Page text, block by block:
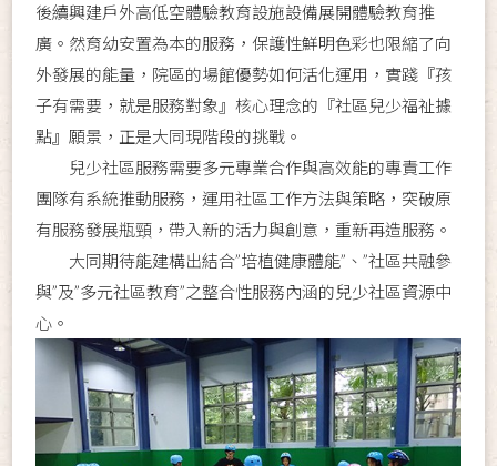
後續興建戶外高低空體驗教育設施設備展開體驗教育推
廣。然育幼安置為本的服務，保護性鮮明色彩也限縮了向
外發展的能量，院區的場館優勢如何活化運用，實踐『孩
子有需要，就是服務對象』核心理念的『社區兒少福祉據
點』願景，正是大同現階段的挑戰。
兒少社區服務需要多元專業合作與高效能的專責工作
團隊有系統推動服務，運用社區工作方法與策略，突破原
有服務發展瓶頸，帶入新的活力與創意，重新再造服務。
大同期待能建構出結合”培植健康體能”、”社區共融參
與”及”多元社區教育”之整合性服務內涵的兒少社區資源中
心。